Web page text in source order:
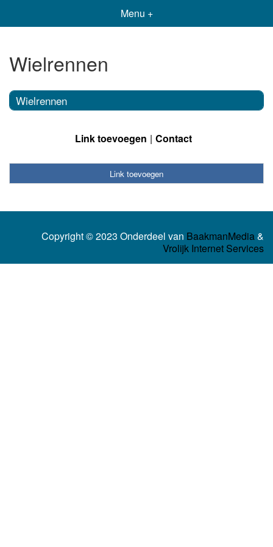
Menu +
Wielrennen
Wielrennen
Link toevoegen Contact
Link toevoegen
Copyright © 2023 Onderdeel van BaakmanMedia&
Vrolijk Internet Services